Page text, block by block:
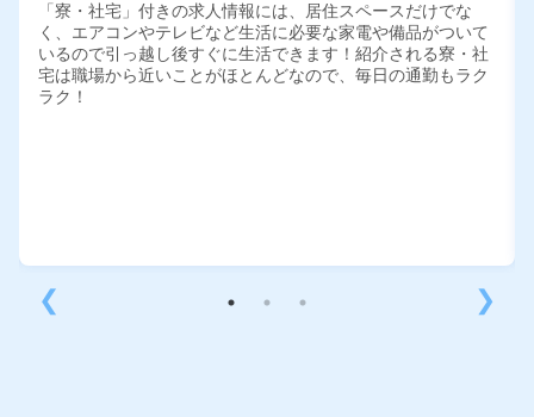
❮
「寮・社宅」付きの求人情報には、居住スペースだけでな
く、エアコンやテレビなど生活に必要な家電や備品がついて
いるので引っ越し後すぐに生活できます！紹介される寮・社
宅は職場から近いことがほとんどなので、毎日の通勤もラク
ラク！
❯